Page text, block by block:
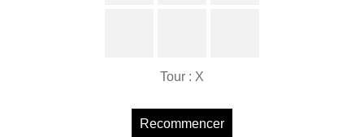
Tour : X
Recommencer